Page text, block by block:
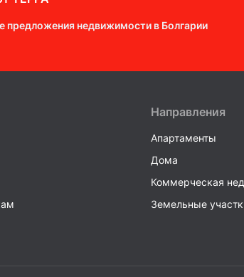
предложения недвижимости в Болгарии
Направления
Апартаменты
Дома
Коммерческая
Земельные